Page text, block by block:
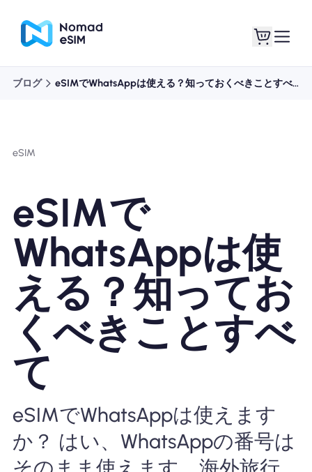
ショッププラン
eSIMについて
Nomad eSIMを使用する理由
企業
ブログ eSIMでWhatsAppは使える？知っておくべきことすべて
eSIM
eSIMで
WhatsAppは使
える？知ってお
くべきことすべ
て
eSIMでWhatsAppは使えます
か？ はい、WhatsAppの番号は